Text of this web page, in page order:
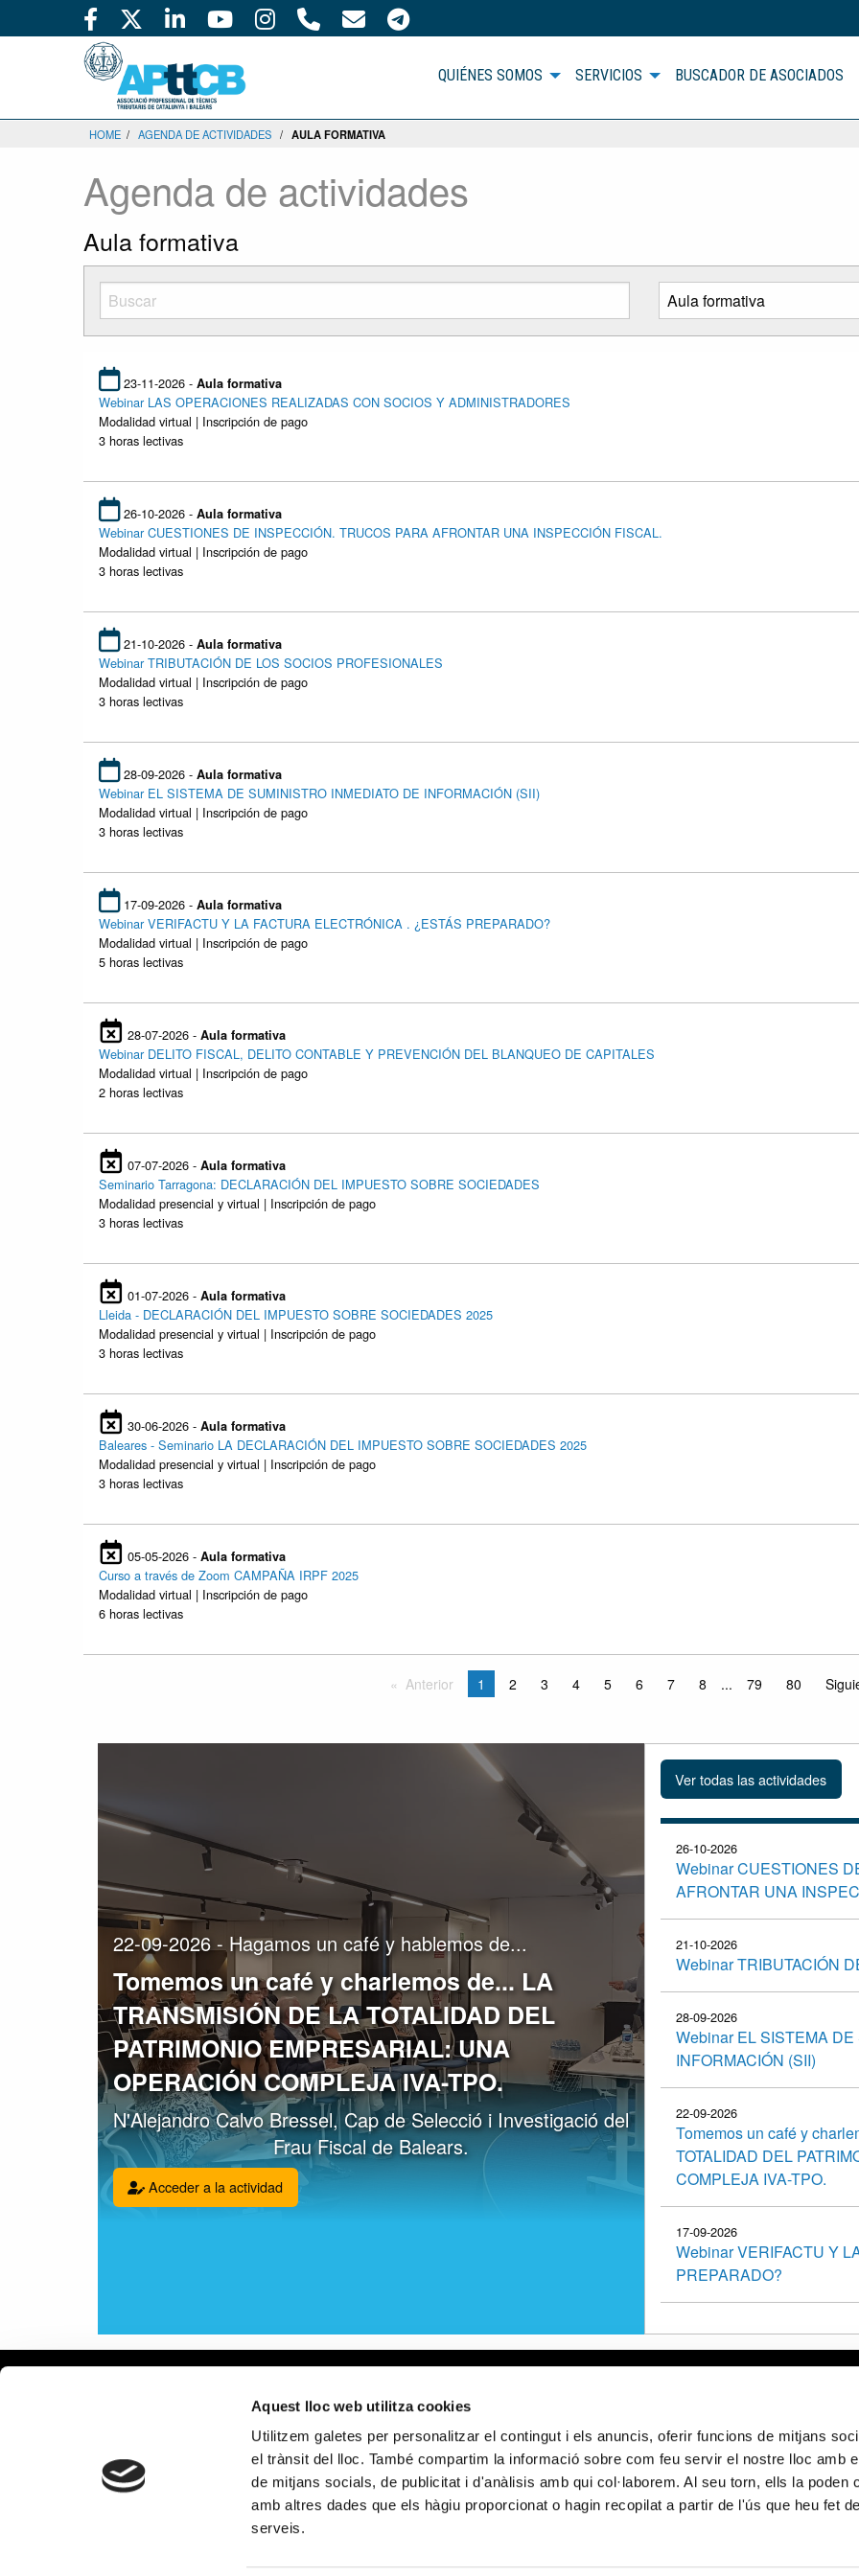
Aquest lloc web utilitza cookies
Utilitzem galetes per personalitzar el contingut i els anuncis, oferir funcions de mitjans
el trànsit del lloc. També compartim la informació sobre com feu servir el nostre lloc amb
de mitjans socials, de publicitat i d'anàlisis amb qui col·laborem. Al seu torn, ells la poden
amb altres dades que els hàgiu proporcionat o hagin recopilat a partir de l'ús que heu fet
serveis.
QUIÉNES SOMOS SERVICIOS BUSCADOR DE ASOCIADOS
HOME / AGENDA DE ACTIVIDADES / AULA FORMATIVA
Agenda de actividades
Aula formativa
23-11-2026 - Aula formativa
Webinar LAS OPERACIONES REALIZADAS CON SOCIOS Y ADMINISTRADORES
Modalidad virtual | Inscripción de pago
3 horas lectivas
26-10-2026 - Aula formativa
Webinar CUESTIONES DE INSPECCIÓN. TRUCOS PARA AFRONTAR UNA INSPECCIÓN FISCAL.
Modalidad virtual | Inscripción de pago
3 horas lectivas
21-10-2026 - Aula formativa
Webinar TRIBUTACIÓN DE LOS SOCIOS PROFESIONALES
Modalidad virtual | Inscripción de pago
3 horas lectivas
28-09-2026 - Aula formativa
Webinar EL SISTEMA DE SUMINISTRO INMEDIATO DE INFORMACIÓN (SII)
Modalidad virtual | Inscripción de pago
3 horas lectivas
17-09-2026 - Aula formativa
Webinar VERIFACTU Y LA FACTURA ELECTRÓNICA . ¿ESTÁS PREPARADO?
Modalidad virtual | Inscripción de pago
5 horas lectivas
28-07-2026 - Aula formativa
Webinar DELITO FISCAL, DELITO CONTABLE Y PREVENCIÓN DEL BLANQUEO DE CAPITALES
Modalidad virtual | Inscripción de pago
2 horas lectivas
07-07-2026 - Aula formativa
Seminario Tarragona: DECLARACIÓN DEL IMPUESTO SOBRE SOCIEDADES
Modalidad presencial y virtual | Inscripción de pago
3 horas lectivas
01-07-2026 - Aula formativa
Lleida - DECLARACIÓN DEL IMPUESTO SOBRE SOCIEDADES 2025
Modalidad presencial y virtual | Inscripción de pago
3 horas lectivas
30-06-2026 - Aula formativa
Baleares - Seminario LA DECLARACIÓN DEL IMPUESTO SOBRE SOCIEDADES 2025
Modalidad presencial y virtual | Inscripción de pago
3 horas lectivas
05-05-2026 - Aula formativa
Curso a través de Zoom CAMPAÑA IRPF 2025
Modalidad virtual | Inscripción de pago
6 horas lectivas
Anterior 1 2 3 4 5 6 7 8 ... 79 80
22-09-2026 - Hagamos un café y hablemos de...
Tomemos un café y charlemos de... LA
TRANSMISIÓN DE LA TOTALIDAD DEL
PATRIMONIO EMPRESARIAL: UNA
OPERACIÓN COMPLEJA IVA-TPO.
N'Alejandro Calvo Bressel, Cap de Selecció i Investigació del
Frau Fiscal de Balears.
Acceder a la actividad
26-10-2026
Webinar CUESTIONES
AFRONTAR UNA
21-10-2026
Webinar TRIBUTACIÓN
28-09-2026
Webinar EL SISTEMA
INFORMACIÓN (SII)
22-09-2026
Tomemos un café y
TOTALIDAD DEL
COMPLEJA IVA-TPO.
17-09-2026
Webinar VERIFACTU Y
PREPARADO?
Política de privacidad
Política de cookies
Política de privacidad
en redes sociales
Delegación
Delegación
Delegación
PROGRAMA KIT DIGITAL COFINANCIADO POR LOS FONDOS NEXT GENERATION (EU) DEL